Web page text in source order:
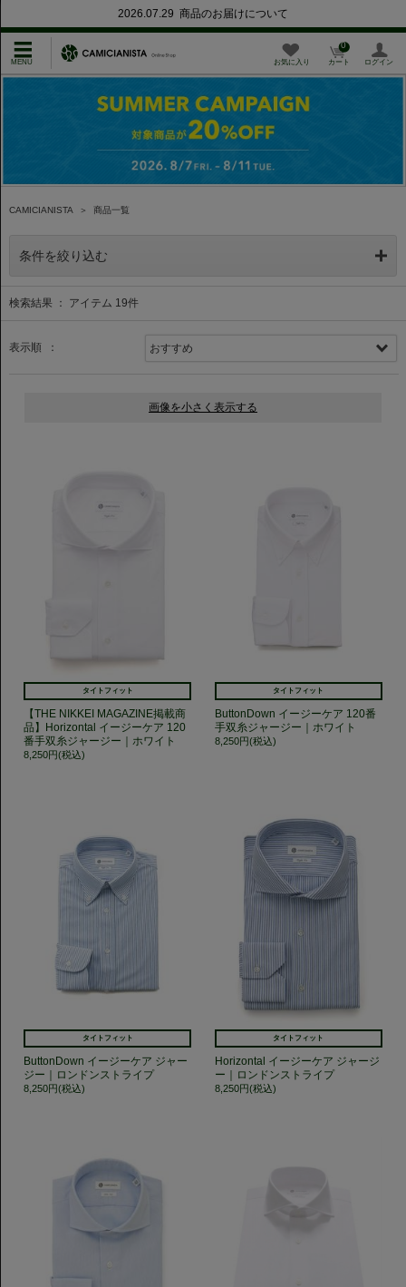
2026.07.29 商品のお届けについて
お気に入り カート
0
ログイン
CAMICIANISTA ＞ 商品一覧
条件を絞り込む
検索結果 ： アイテム 19件
表示順 ：
タイトフィット
【THE NIKKEI MAGAZINE掲載商
品】Horizontal イージーケア 120
番手双糸ジャージー｜ホワイト
8,250円(税込)
タイトフィット
ButtonDown イージーケア 120番
手双糸ジャージー｜ホワイト
8,250円(税込)
タイトフィット
ButtonDown イージーケア ジャー
ジー｜ロンドンストライプ
8,250円(税込)
タイトフィット
Horizontal イージーケア ジャージ
ー｜ロンドンストライプ
8,250円(税込)